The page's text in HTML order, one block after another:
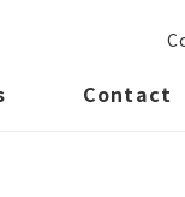
Contact